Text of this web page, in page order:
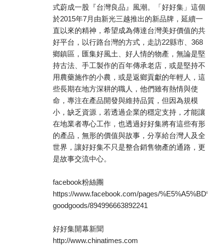
式蔚成一股『台灣良品』風潮。「好好集」這個
於2015年7月由新光三越推出的新品牌，延續一
直以來的精神，希望成為傳達台灣美好價值的共
好平台，以行路台灣的方式，走訪22縣市、368
鄉鎮區，匯集好風土、好人情的物產，無論是堅
持古法、手工製作的百年傳承老店，或是堅持不
用農藥施作的小農，或是返鄉貢獻的年輕人，這
些長期在地方深耕的職人，他們雖有熱情與使
命，專注在產品開發與維持品質，但因為規模
小，缺乏資源，若透過企業的穩定支持，才能讓
在地業者專心工作，也透過好好集將有這些有形
的產品，無形的價值與故事，分享給台灣人及全
世界，讓好好集不只是整合銷售物產的通路，更
是故事交流中心。
facebook粉絲團
https://www.facebook.com/pages/
goodgoods/894996663892241
好好集開幕新聞
http://www.chinatimes.com